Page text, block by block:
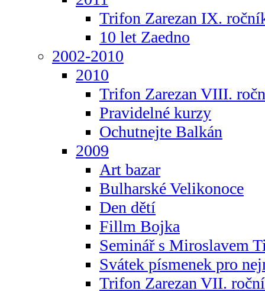
Trifon Zarezan IX.
10 let Zaedno
2002-2010
2010
Trifon Zarezan VIII.
Pravidelné kurzy
Ochutnejte Balkán
2009
Art bazar
Bulharské Velikonoce
Den dětí
Fillm Bojka
Seminář s Miroslavem
Svátek písmenek pro
Trifon Zarezan VII.